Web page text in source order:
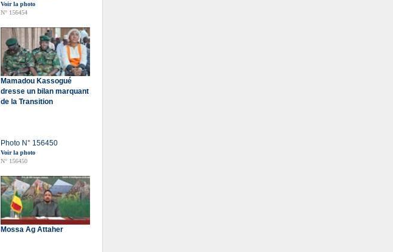
Voir la photo
N° 156454
Mamadou Kassogué
dresse un bilan marquant
de la Transition
Photo N° 156450
Voir la photo
N° 156450
Mossa Ag Attaher